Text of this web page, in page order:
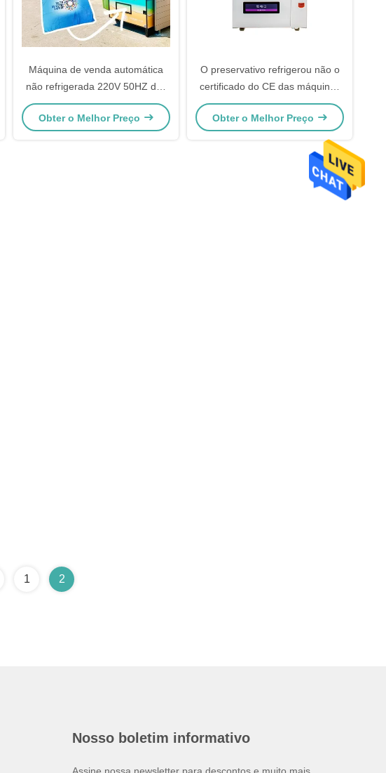
Máquina de venda automática
não refrigerada 220V 50HZ dos
ternos de natação de toalha de
praia
Obter o Melhor Preço
O preservativo refrigerou não o
certificado do CE das máquinas
de venda automática 120W
Obter o Melhor Preço
1 2
Nosso boletim informativo